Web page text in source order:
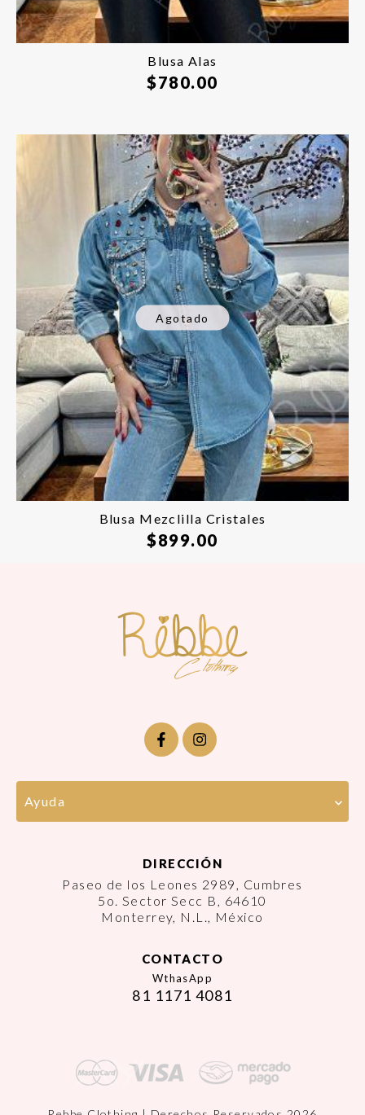
Blusa Alas
$780.00
Agotado
Blusa Mezclilla Cristales
$899.00
Ayuda
DIRECCIÓN
Paseo de los Leones 2989, Cumbres
5o. Sector Secc B, 64610
Monterrey, N.L., México
CONTACTO
WthasApp
81 1171 4081